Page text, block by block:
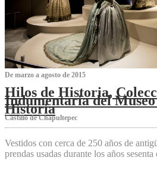
De marzo a agosto de 2015
Hilos de Historia,
Indumentaria del
Historia
Castillo de Chapultepec
Vestidos con cerca de 250 años de
prendas usadas durante los años